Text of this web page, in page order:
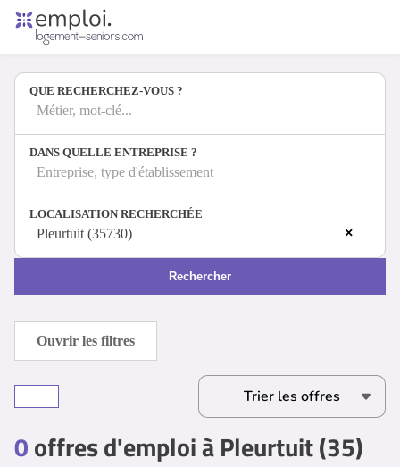
Offres d'emploi
Entreprises
Métiers
Se connecter
Espace candidat
Espace recruteur
QUE RECHERCHEZ-VOUS ?
Métier, mot-clé...
DANS QUELLE ENTREPRISE ?
Entreprise, type d'établissement
LOCALISATION RECHERCHÉE
×
Pleurtuit (35730)
Rechercher
0offres d'emploi à Pleurtuit (35)
Ouvrir les filtres